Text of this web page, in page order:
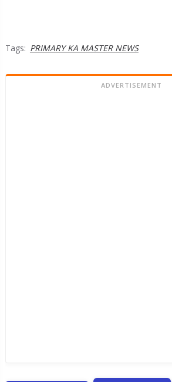
Tags: PRIMARY KA MASTER NEWS
ADVERTISEMENT